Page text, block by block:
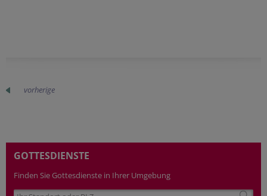
vorherige
GOTTESDIENSTE
Finden Sie Gottesdienste in Ihrer Umgebung